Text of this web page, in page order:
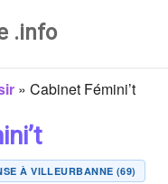
.info
» Cabinet Fémini’t
À VILLEURBANNE (69)